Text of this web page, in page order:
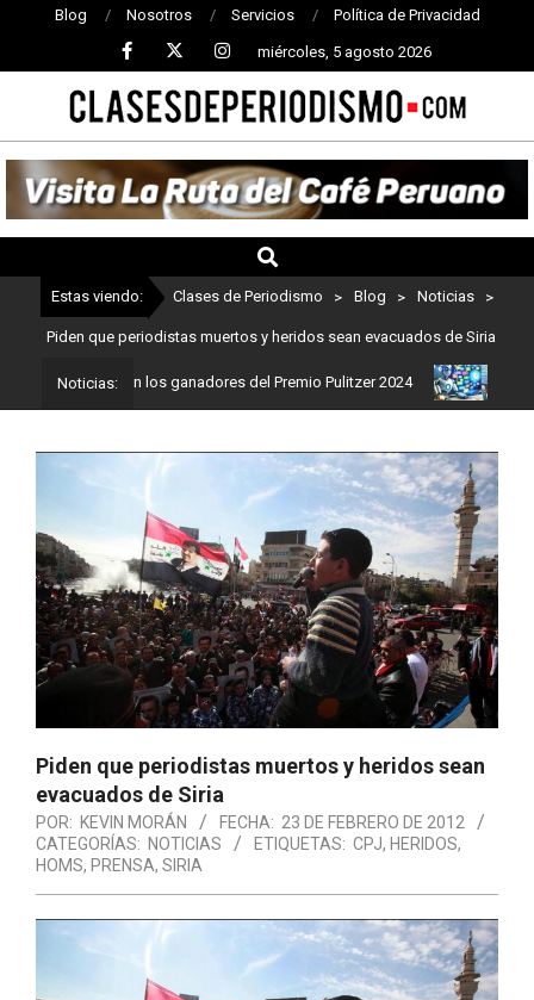
Blog Nosotros Servicios Política de Privacidad
miércoles, 5 agosto 2026
CLASES
DE
PERIODISMO
Estas viendo: Clases de Periodismo > Blog > Noticias >
Piden que periodistas muertos y heridos sean evacuados de Siria
Noticias:
Estos son los ganadores del Premio Pulitzer 2024 Usuarios
Piden que periodistas muertos y heridos sean
evacuados de Siria
POR: KEVIN MORÁN FECHA: 23 DE FEBRERO DE 2012
CATEGORÍAS: NOTICIAS ETIQUETAS: CPJ, HERIDOS,
HOMS, PRENSA, SIRIA